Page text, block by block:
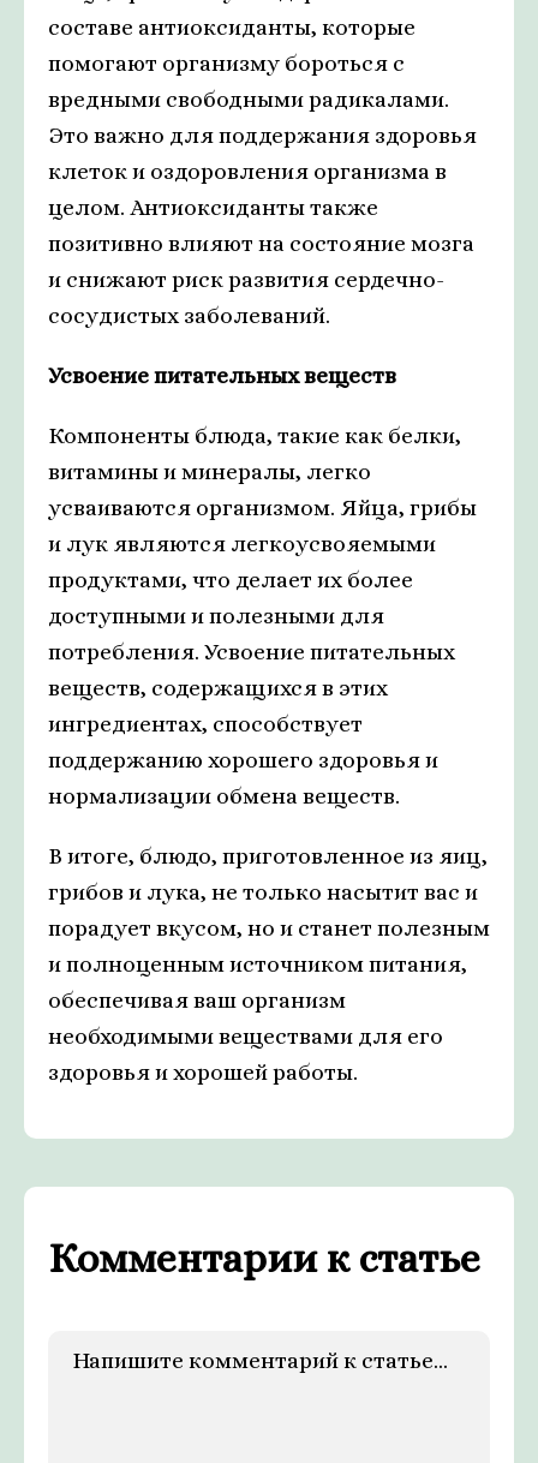
составе антиоксиданты, которые
помогают организму бороться с
вредными свободными радикалами.
Это важно для поддержания здоровья
клеток и оздоровления организма в
целом. Антиоксиданты также
позитивно влияют на состояние мозга
и снижают риск развития сердечно-
сосудистых заболеваний.
Усвоение питательных веществ
Компоненты блюда, такие как белки,
витамины и минералы, легко
усваиваются организмом. Яйца, грибы
и лук являются легкоусвояемыми
продуктами, что делает их более
доступными и полезными для
потребления. Усвоение питательных
веществ, содержащихся в этих
ингредиентах, способствует
поддержанию хорошего здоровья и
нормализации обмена веществ.
В итоге, блюдо, приготовленное из яиц,
грибов и лука, не только насытит вас и
порадует вкусом, но и станет полезным
и полноценным источником питания,
обеспечивая ваш организм
необходимыми веществами для его
здоровья и хорошей работы.
Комментарии к статье